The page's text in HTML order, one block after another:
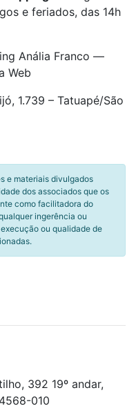
e feriados, das 14h
Anália Franco —
Web
1.739 – Tatuapé/São
e materiais divulgados
dos associados que os
como facilitadora do
ingerência ou
ou qualidade de
392 19º andar,
010